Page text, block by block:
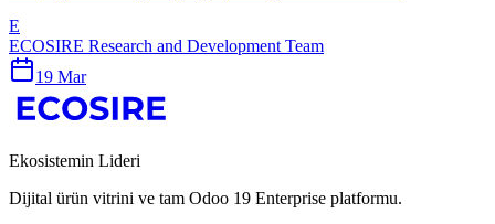
E
ECOSIRE Research and Development Team
19 Mar
Ekosistemin Lideri
Dijital ürün vitrini ve tam Odoo 19 Enterprise platformu.